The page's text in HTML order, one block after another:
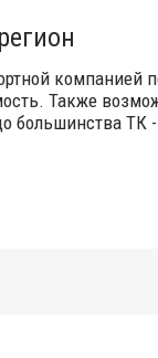
компанией
Также
большинства ТК -